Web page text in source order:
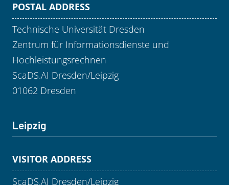
POSTAL ADDRESS
Technische Universität Dresden
Zentrum für Informationsdienste und
Hochleistungsrechnen
ScaDS.AI Dresden/Leipzig
01062 Dresden
Leipzig
VISITOR ADDRESS
ScaDS.AI Dresden/Leipzig